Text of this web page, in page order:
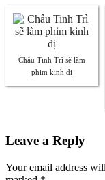
Châu Tinh Trì sẽ làm
phim kinh dị
Leave a Reply
Your email address